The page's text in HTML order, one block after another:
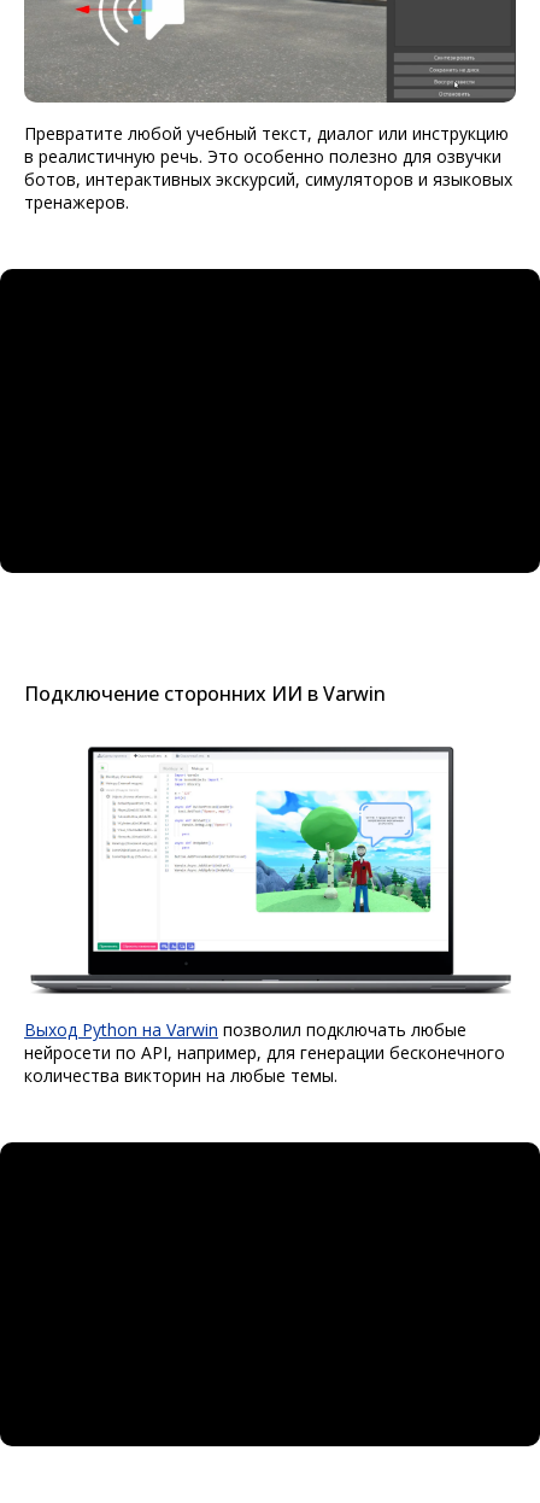
Превратите любой учебный текст, диалог или инструкцию
в реалистичную речь. Это особенно полезно для озвучки
ботов, интерактивных экскурсий, симуляторов и языковых
тренажеров.
Подключение сторонних ИИ в Varwin
Выход Python на Varwin позволил подключать любые
нейросети по API, например, для генерации бесконечного
количества викторин на любые темы.